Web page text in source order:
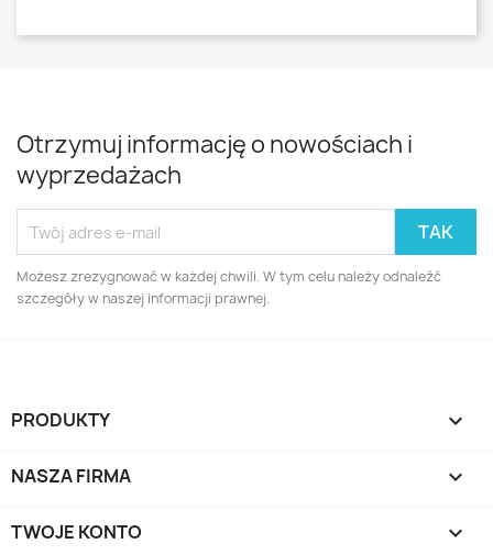
Otrzymuj informację o nowościach i
wyprzedażach
Możesz zrezygnować w każdej chwili. W tym celu należy odnaleźć
szczegóły w naszej informacji prawnej.
PRODUKTY 
NASZA FIRMA 
TWOJE KONTO 